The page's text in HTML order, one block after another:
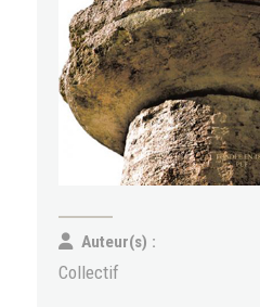
Auteur(s) :
Collectif